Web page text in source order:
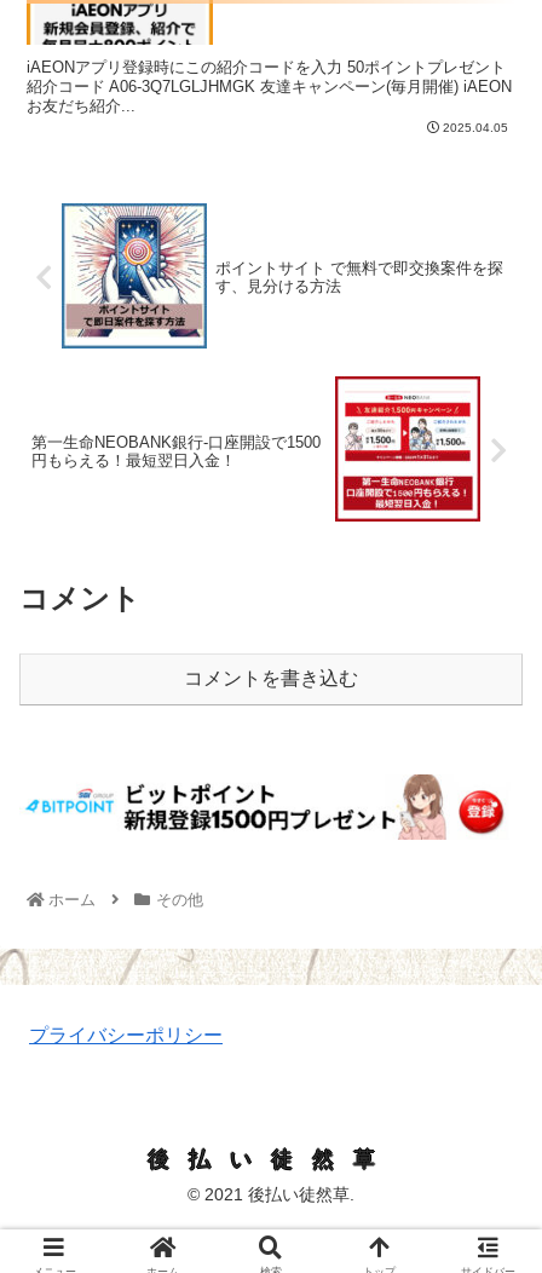
iAEONアプリ登録時にこの紹介コードを入力 50ポイントプレゼント
紹介コード A06-3Q7LGLJHMGK 友達キャンペーン(毎月開催) iAEON
お友だち紹介...
2025.04.05
ポイントサイト で無料で即交換案件を探
す、見分ける方法
第一生命NEOBANK銀行-口座開設で1500
円もらえる！最短翌日入金！
コメント
コメントを書き込む
ホーム その他
プライバシーポリシー
後払い徒然草
© 2021 後払い徒然草.